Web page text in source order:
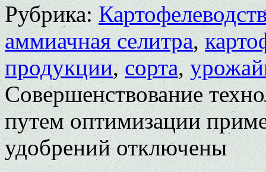
Рубрика:
аммиачная селитра,
продукции,сорта,
Совершенствование
путем оптимизации
удобренийотключены